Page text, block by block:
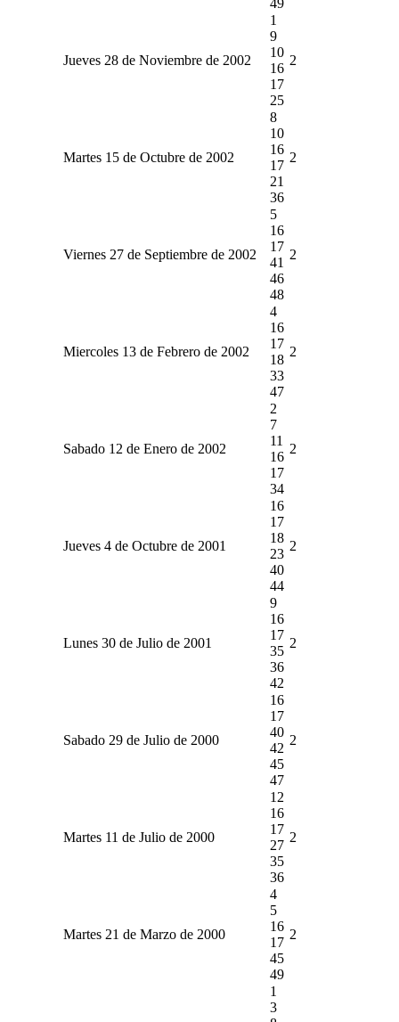
Jueves 28 de Noviembre de 2002
1
9
10
16
17
25
2
Martes 15 de Octubre de 2002
8
10
16
17
21
36
2
Viernes 27 de Septiembre de 2002
5
16
17
41
46
48
2
Miercoles 13 de Febrero de 2002
4
16
17
18
33
47
2
Sabado 12 de Enero de 2002
2
7
11
16
17
34
2
Jueves 4 de Octubre de 2001
16
17
18
23
40
44
2
Lunes 30 de Julio de 2001
9
16
17
35
36
42
2
Sabado 29 de Julio de 2000
16
17
40
42
45
47
2
Martes 11 de Julio de 2000
12
16
17
27
35
36
2
Martes 21 de Marzo de 2000
4
5
16
17
45
49
2
1
3